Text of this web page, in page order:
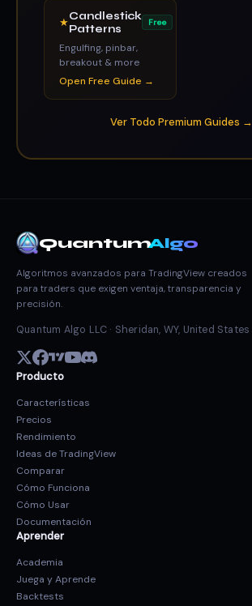
★Candlestick
Patterns
Free
Engulfing, pinbar,
breakout & more
Open Free Guide →
Ver Todo Premium Guides →
QuantumAlgo
Algoritmos avanzados para TradingView creados
para traders que exigen ventaja, transparencia y
precisión.
Quantum Algo LLC · Sheridan, WY, United States
Producto
Características
Precios
Rendimiento
Ideas de TradingView
Comparar
Cómo Funciona
Cómo Usar
Documentación
Aprender
Academia
Juega y Aprende
Backtests